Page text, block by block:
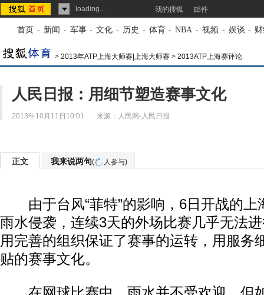
loading... 我的搜狐 邮件
首页 - 新闻 - 军事 - 文化 - 历史 - 体育 - NBA - 视频 - 娱谈 -
> 2013年ATP上海大师赛|上海大师赛 > 2013ATP上海赛评论
人民日报：用细节塑造赛事文化
2013年10月11日10:01 来源： 人民网-人民日报
正文 我来说两句( 人参与)
由于台风“菲特”的影响，6日开战的上
雨水侵袭，连续3天的外场比赛几乎无法
用完善的组织保证了赛事的运转，用服务
贴的赛事文化。